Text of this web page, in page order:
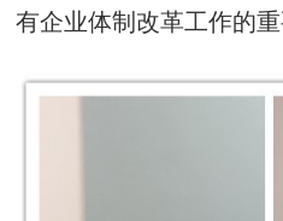
有企业体制改革工作的重